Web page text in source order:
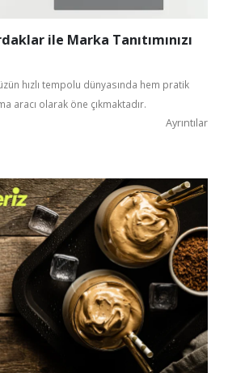
ile Marka Tanıtımınızı
hızlı tempolu dünyasında hem pratik
aracı olarak öne çıkmaktadır.
Ayrıntılar